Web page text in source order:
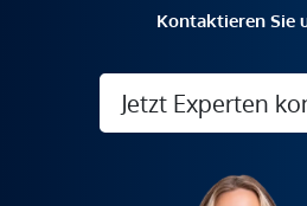
Kontaktieren Sie
Jetzt Experten